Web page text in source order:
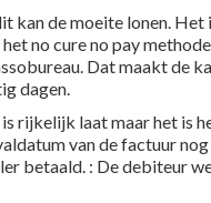
kan de moeite lonen.
no cure no pay
Dat maakt de
dagen.
rijkelijk laat maar het is
van de factuur
betaald. : De debiteur